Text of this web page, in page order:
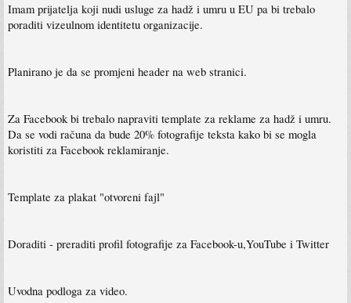
Imam prijatelja koji nudi usluge za hadž i umru u EU pa bi trebalo
poraditi vizeulnom identitetu organizacije.
Planirano je da se promjeni header na web stranici.
Za Facebook bi trebalo napraviti template za reklame za hadž i umru.
Da se vodi računa da bude 20% fotografije teksta kako bi se mogla
koristiti za Facebook reklamiranje.
Template za plakat "otvoreni fajl"
Doraditi - preraditi profil fotografije za Facebook-u,YouTube i Twitter
Uvodna podloga za video.